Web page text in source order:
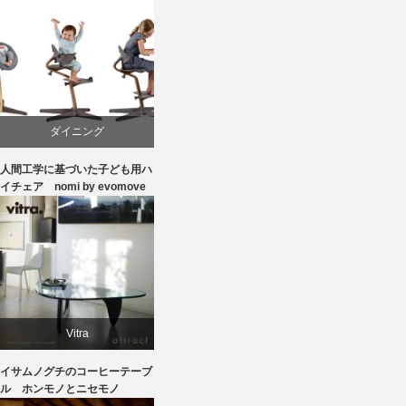
ダイニング
ピーター・オブスヴィック
椅子
人間工学に基づいた子ども用ハ
イチェア nomi by evomove
Vitra
イサムノグチ
イサムノグチのコーヒーテーブ
ル ホンモノとニセモノ